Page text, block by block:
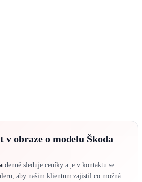
v obraze o modelu Škoda
denně sleduje ceníky a je v kontaktu se
aby našim klientům zajistil co možná